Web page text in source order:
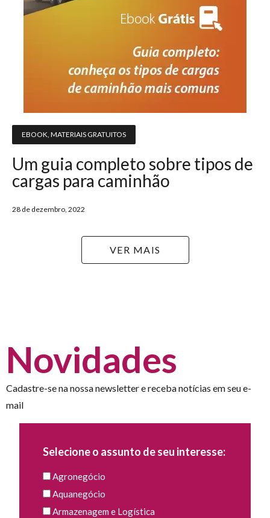
EBOOK, MATERIAIS GRATUITOS
Um guia completo sobre tipos de
cargas para caminhão
28 de dezembro, 2022
VER MAIS
Novidades
Cadastre-se na nossa newsletter e receba notícias em seu e-
mail
Selecione o assunto de seu interesse:
Agronegócio
Aquanegócio
Armazenagem e Logística